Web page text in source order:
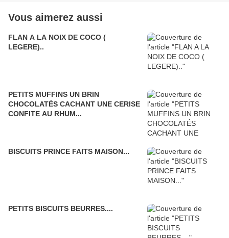
Vous aimerez aussi
FLAN A LA NOIX DE COCO (
LEGERE)..
PETITS MUFFINS UN BRIN
CHOCOLATÉS CACHANT UNE CERISE
CONFITE AU RHUM...
BISCUITS PRINCE FAITS MAISON...
PETITS BISCUITS BEURRES....